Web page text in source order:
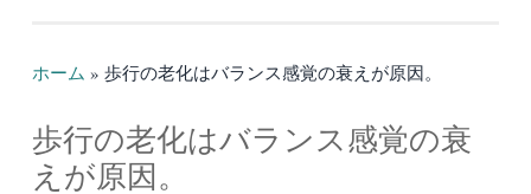
ホーム » 歩行の老化はバランス感覚の衰えが原因。
歩行の老化はバランス感覚の衰
えが原因。